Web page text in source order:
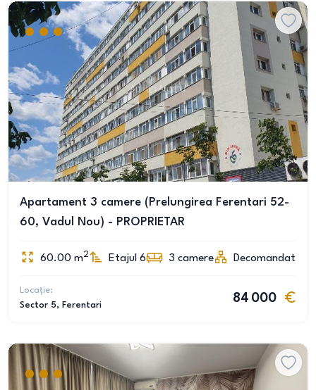
Apartament 3 camere (Prelungirea Ferentari 52-
60, Vadul Nou) - PROPRIETAR
60.00 m2 Etajul 6 3 camere Decomandat
Locație:
Sector 5, Ferentari
84 000